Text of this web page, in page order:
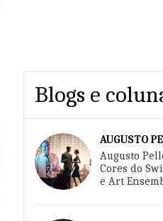
Blogs e
AUGUSTO
Augusto
Cores do
e Art